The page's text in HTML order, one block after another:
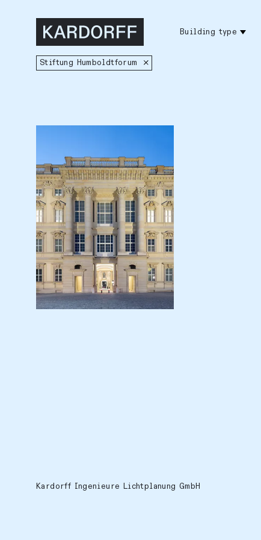
Building type
Stiftung Humboldtforum
Location
Europe, Germany, Berlin
Kardorff Ingenieure Lichtplanung GmbH